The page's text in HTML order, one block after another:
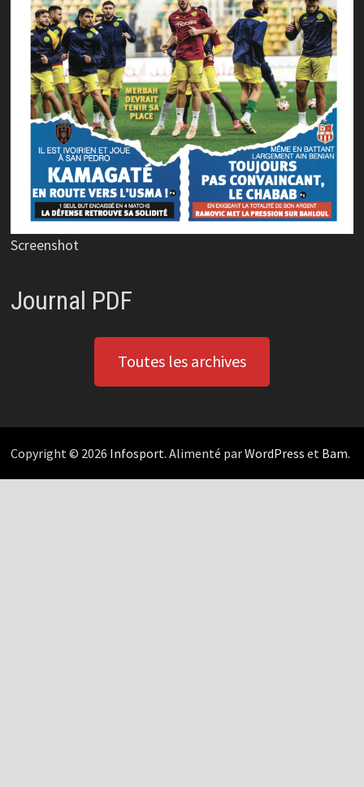
Screenshot
Journal PDF
Toutes les archives
Copyright © 2026 Infosport. Alimenté parWordPress et Bam.